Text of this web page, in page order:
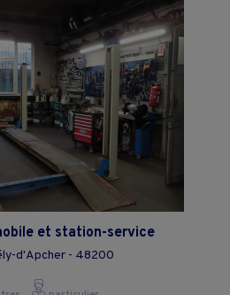
et station-service
d'Apcher - 48200